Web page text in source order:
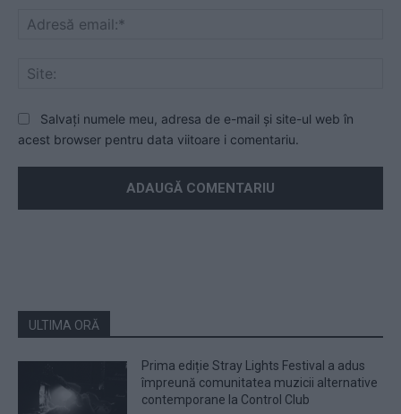
Salvați numele meu, adresa de e-mail și site-ul web în
acest browser pentru data viitoare i comentariu.
ULTIMA ORĂ
Prima ediție Stray Lights Festival a adus
împreună comunitatea muzicii alternative
contemporane la Control Club